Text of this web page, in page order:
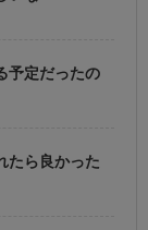
予定だったの
たら良かった